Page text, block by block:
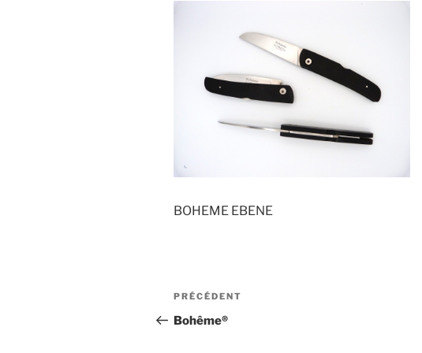
BOHEME EBENE
Navigation
de
Article
précédent
PRÉCÉDENT
Bohême®